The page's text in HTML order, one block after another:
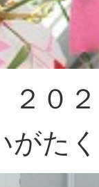
２０
がた